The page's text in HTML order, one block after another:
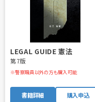
LEGAL GUIDE 憲法
第7版
※警察職員以外の方も購入可能
書籍詳細 購入申込